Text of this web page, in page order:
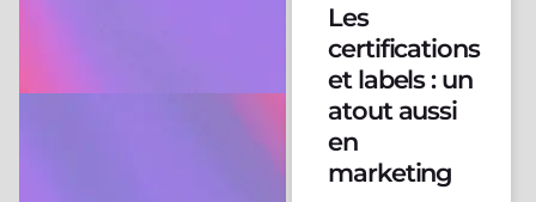
Les
certifications
et labels : un
atout aussi
en
marketing